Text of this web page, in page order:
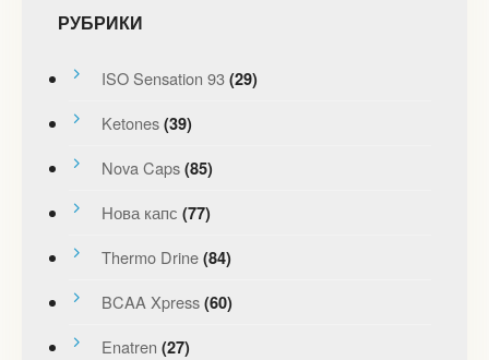
РУБРИКИ
ISO Sensation 93 (29)
Ketones (39)
Nova Caps (85)
Нова капс (77)
Thermo Drine (84)
BCAA Xpress (60)
Enatren (27)